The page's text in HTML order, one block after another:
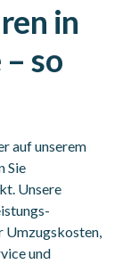
in
so
auf unserem
Sie
Unsere
Umzugskosten,
und